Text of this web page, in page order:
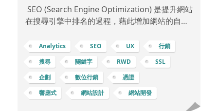
SEO (Search Engine Optimization) 是提升網站
在搜尋引擎中排名的過程，藉此增加網站的自然
鍵字研究 (Keyword Research)：找出與業務相
關且具有搜尋量的關鍵字，以便在內容中使用這
些關鍵字。 產業和目標定位：先了解產業趨勢，
明確目標受眾及其需求，以確保選擇到關鍵字能
夠真正符合目標。競爭分析：研究競爭對手的關
鍵字使用情況，了解他們的成功之處，並找出可
Analytics SEO UX
行銷
搜尋
關鍵字 RWD
SSL
企劃
數位行銷
憑證
響應式
網站設計 網站開發